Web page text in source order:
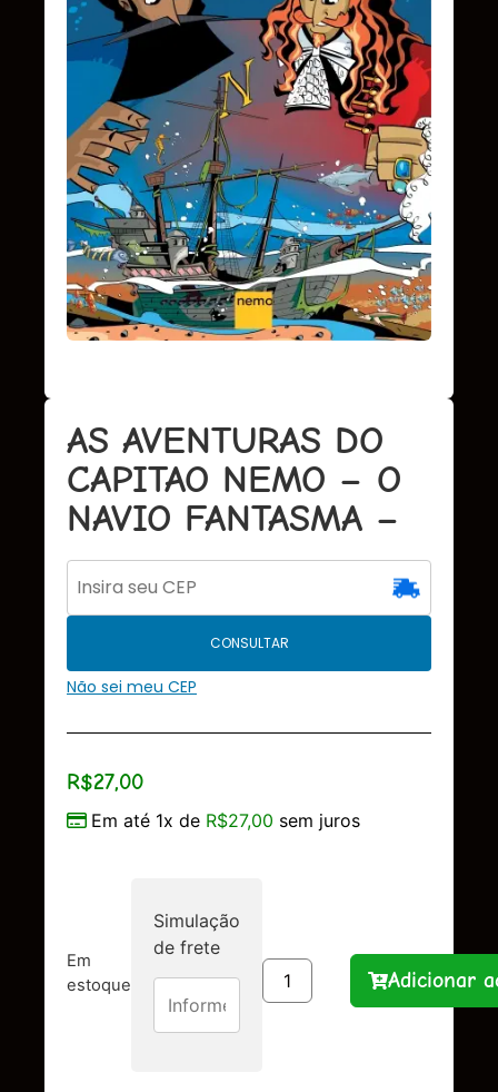
AS AVENTURAS DO
CAPITAO NEMO – O
NAVIO FANTASMA –
CONSULTAR
Não sei meu CEP
R$27,00
Em até 1x de R$27,00 sem juros
Em
estoque
Simulação
de frete
Adicionar